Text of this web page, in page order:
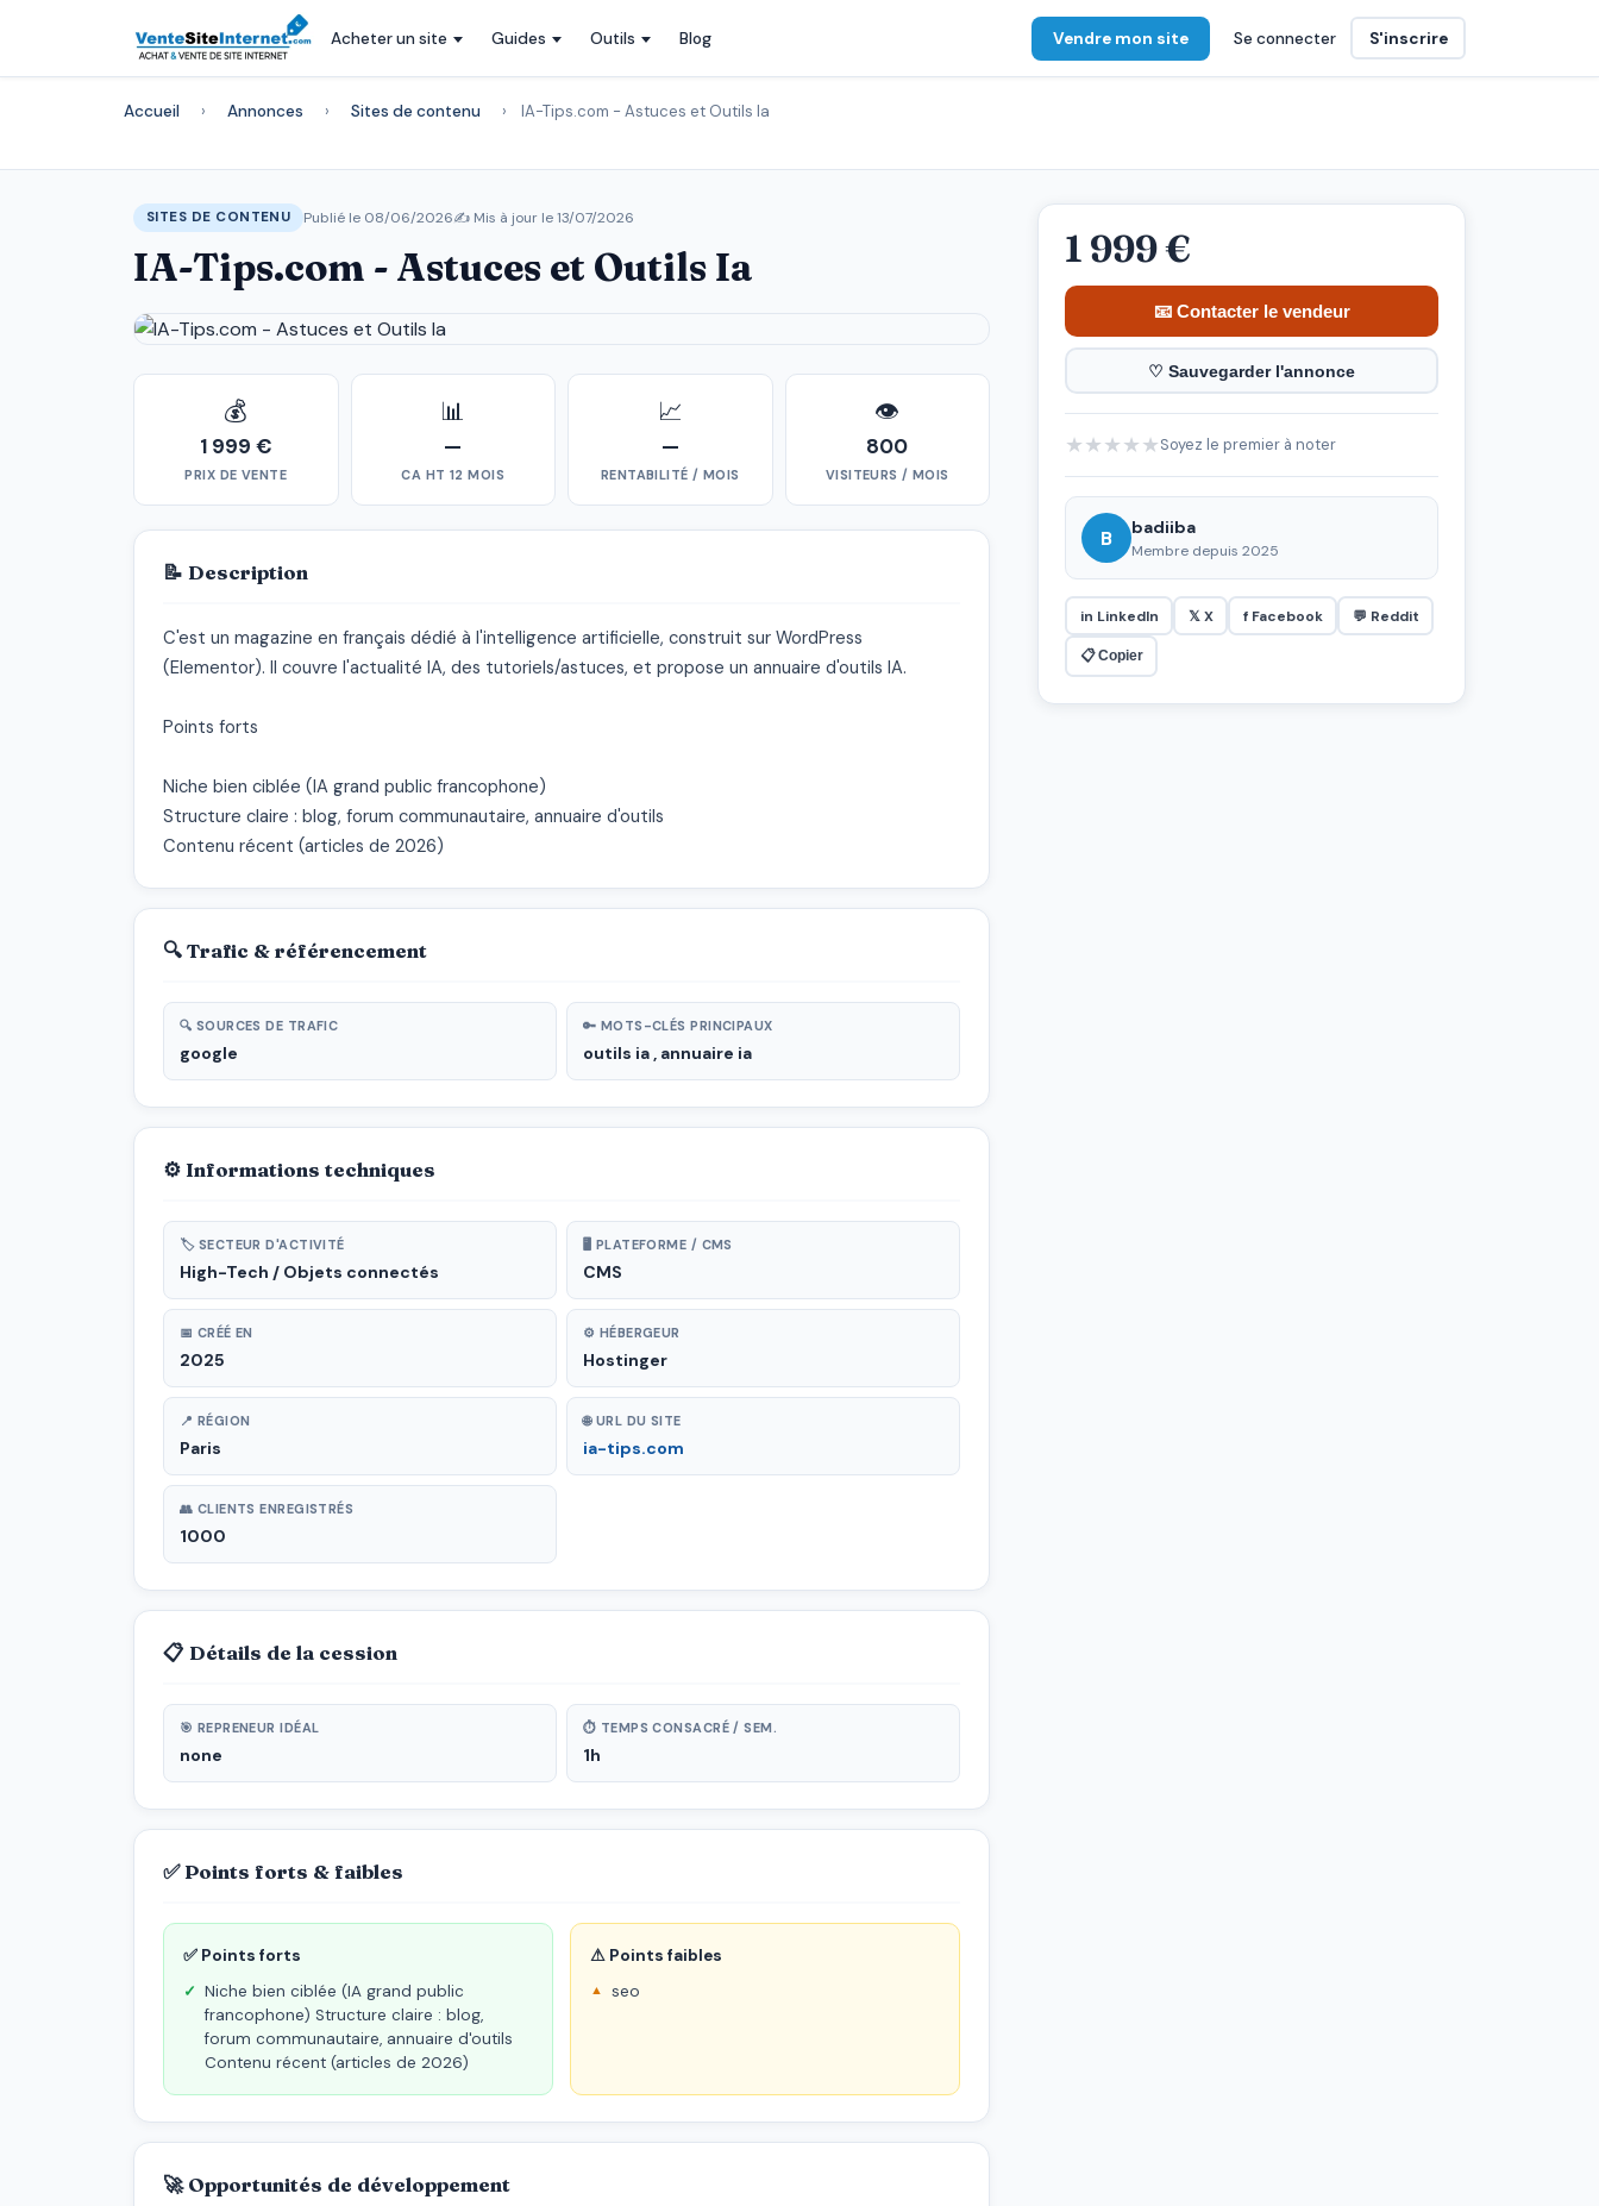
Acheter un site Guides Outils Blog Vendre mon site Se connecter S'inscrire
Accueil › Annonces › Sites de contenu › IA-Tips.com - Astuces et Outils Ia
SITES DE CONTENU Publié le 08/06/2026✍️ Mis à jour le13/07/2026
IA-Tips.com - Astuces et Outils Ia
💰
1 999 €
PRIX DE VENTE
📊
—
CA HT 12 MOIS
📈
—
RENTABILITÉ / MOIS
👁
800
VISITEURS / MOIS
📝 Description
C'est un magazine en français dédié à l'intelligence artificielle, construit sur WordPress
(Elementor). Il couvre l'actualité IA, des tutoriels/astuces, et propose un annuaire d'outils IA.
Points forts
Niche bien ciblée (IA grand public francophone)
Structure claire : blog, forum communautaire, annuaire d'outils
Contenu récent (articles de 2026)
🔍 Trafic & référencement
🔍 SOURCES DE TRAFIC
google
🔑 MOTS-CLÉS PRINCIPAUX
outils ia , annuaire ia
⚙ Informations techniques
🏷 SECTEUR D'ACTIVITÉ
High-Tech / Objets connectés
🖥 PLATEFORME / CMS
CMS
📅 CRÉÉ EN
2025
⚙ HÉBERGEUR
Hostinger
📍 RÉGION
Paris
🌐 URL DU SITE
ia-tips.com
👥 CLIENTS ENREGISTRÉS
1000
📋 Détails de la cession
🎯 REPRENEUR IDÉAL
none
⏱ TEMPS CONSACRÉ / SEM.
1h
✅ Points forts & faibles
✅ Points forts
Niche bien ciblée (IA grand public
francophone) Structure claire : blog,
forum communautaire, annuaire d'outils
Contenu récent (articles de 2026)
⚠ Points faibles
seo
🚀 Opportunités de développement
1 999 €
📧 Contacter le vendeur
♡ Sauvegarder l'annonce
★★★★★Soyez le premier à noter
B badiiba
Membre depuis 2025
in LinkedIn 𝕏 X f Facebook 💬 Reddit
📋 Copier